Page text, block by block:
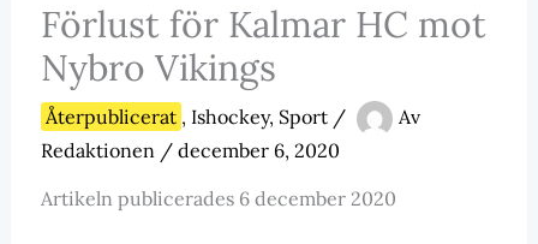
Förlust för Kalmar HC mot
Nybro Vikings
Återpublicerat , Ishockey, Sport/
Av
Redaktionen / december 6, 2020
Artikeln publicerades 6 december 2020